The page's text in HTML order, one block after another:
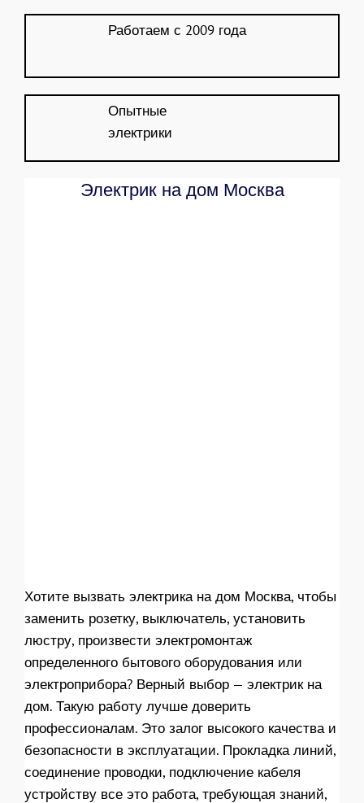
Работаем с 2009 года
Опытные
электрики
Электрик на дом Москва
Хотите вызвать электрика на дом Москва, чтобы
заменить розетку, выключатель, установить
люстру, произвести электромонтаж
определенного бытового оборудования или
электроприбора? Верный выбор — электрик на
дом. Такую работу лучше доверить
профессионалам. Это залог высокого качества и
безопасности в эксплуатации. Прокладка линий,
соединение проводки, подключение кабеля
устройству все это работа, требующая знаний,